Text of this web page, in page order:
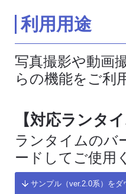
利用用途
写真撮影や動画
らの機能をご利
【対応ランタ
ランタイムのバ
ードしてご使用
サンプル（ver.2.0系）をダ